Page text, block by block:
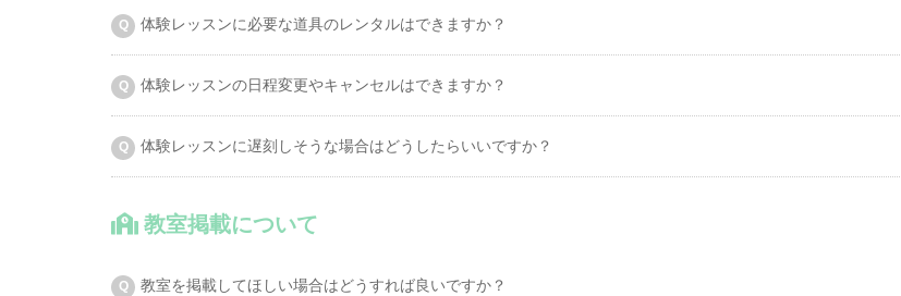
体験レッスンに必要な道具のレンタルはできますか？
体験レッスンの日程変更やキャンセルはできますか？
体験レッスンに遅刻しそうな場合はどうしたらいいですか？
教室掲載について
教室を掲載してほしい場合はどうすれば良いですか？